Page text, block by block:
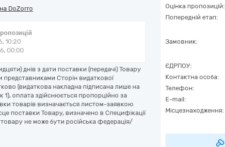
на DoZorro
10:20
00:00
днів з дати поставки (передачі) Товару
Сторін видаткової
(видаткова накладна підписана лише на
1), оплата здійснюється пропорційно за
товарів визначається листом-заявкою
поставки Товару, визначено в Специфікації
не може бути російська федерація/
Оцінка пропозицій:
Попередній етап:
Замовник:
ЄДРПОУ:
Контактна особа:
Телефон:
E-mail:
Місцезнаходження: